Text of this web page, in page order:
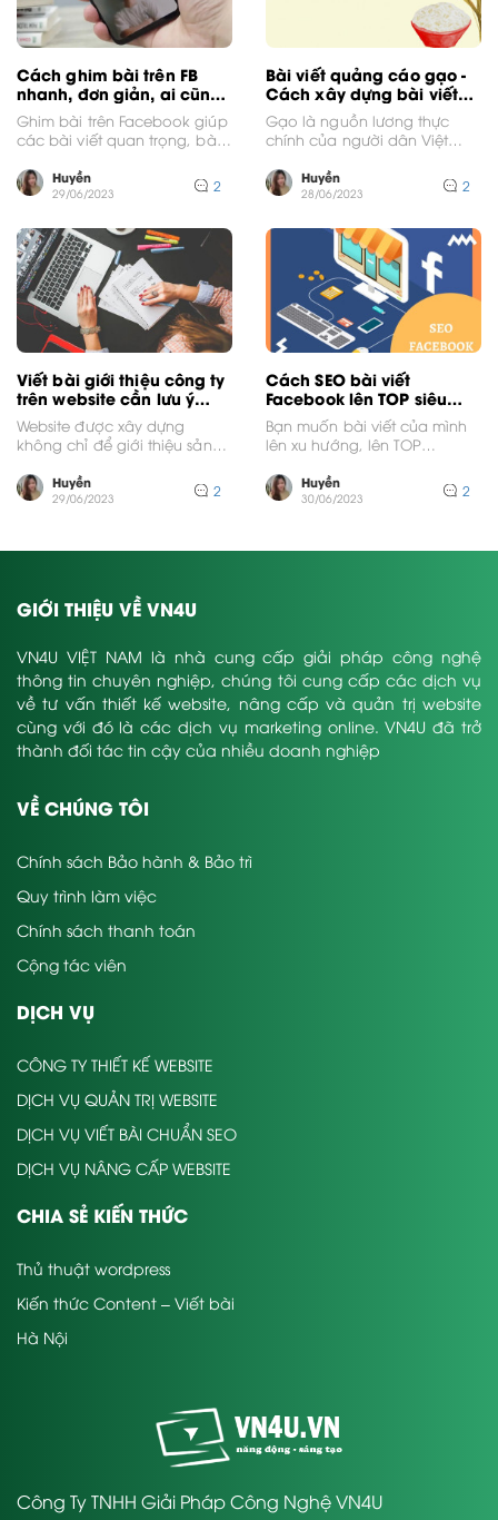
Cách ghim bài trên FB
nhanh, đơn giản, ai cũng
làm được
Ghim bài trên Facebook giúp
các bài viết quan trọng, bài
được...Huyền
29/06/2023 2
Bài viết quảng cáo gạo -
Cách xây dựng bài viết
cuốn hút
Gạo là nguồn lương thực
chính của người dân Việt
khác nhau....
Huyền
28/06/2023 2
Viết bài giới thiệu công ty
trên website cần lưu ý
những gì?
Website được xây dựng
không chỉ để giới thiệu sản
giới thiệu...
Huyền
29/06/2023 2
Cách SEO bài viết
Facebook lên TOP siêu
đơn giản
Bạn muốn bài viết của mình
lên xu hướng, lên TOP
tiếp cận...
Huyền
30/06/2023 2
GIỚI THIỆU VỀ VN4U
VN4U VIỆT NAM là nhà cung cấp giải pháp công nghệ
thông tin chuyên nghiệp, chúng tôi cung cấp các dịch vụ
về tư vấn thiết kế website, nâng cấp và quản trị website
cùng với đó là các dịch vụ marketing online. VN4U đã trở
thành đối tác tin cậy của nhiều doanh nghiệp
VỀ CHÚNG TÔI
Chính sách Bảo hành & Bảo trì
Quy trình làm việc
Chính sách thanh toán
Cộng tác viên
DỊCH VỤ
CÔNG TY THIẾT KẾ WEBSITE
DỊCH VỤ QUẢN TRỊ WEBSITE
DỊCH VỤ VIẾT BÀI CHUẨN SEO
DỊCH VỤ NÂNG CẤP WEBSITE
CHIA SẺ KIẾN THỨC
Thủ thuật wordpress
Kiến thức Content – Viết bài
Hà Nội
Công Ty TNHH Giải Pháp Công Nghệ VN4U